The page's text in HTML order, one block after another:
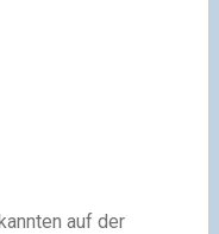
auf der